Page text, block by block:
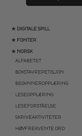
★ DIGITALE SPILL
★ FONTER
★ NORSK
ALFABETET
BOKSTAVREPETISJON
BEGYNNEROPPLÆRING
LESEOPPLÆRING
LESEFORSTÅELSE
SKRIVEAKTIVITETER
HØYFREKVENTE ORD